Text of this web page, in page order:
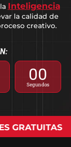
Inteligencia
la calidad de
creativo.
00
Segundos
GRATUITAS